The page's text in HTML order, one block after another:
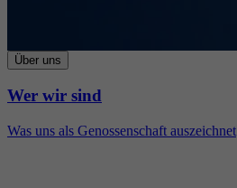
Über uns
Wer wir sind
Was uns als Genossenschaft auszeichnet